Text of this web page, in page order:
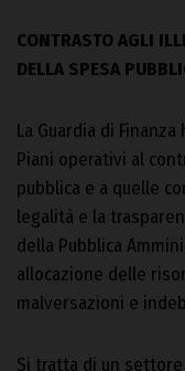
CONTRASTO AGLI
DELLA SPESA
La Guardia di
Piani operativi al
pubblica e a quelle
legalità e la
della Pubblica
allocazione delle
malversazioni e
Si tratta di un